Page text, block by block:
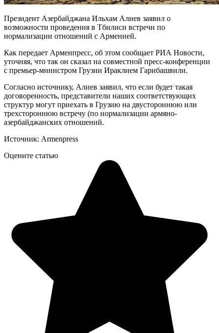
Президент Азербайджана Ильхам Алиев заявил о
возможности проведения в Тбилиси встречи по
нормализации отношений с Арменией.
Как передает Арменпресс, об этом сообщает РИА Новости,
уточняя, что так он сказал на совместной пресс-конференции
с премьер-министром Грузии Ираклием Гарибашвили.
Согласно источнику, Алиев заявил, что если будет такая
договоренность, представители наших соответствующих
структур могут приехать в Грузию на двустороннюю или
трехстороннюю встречу (по нормализации армяно-
азербайджанских отношений.
Источник: Armenpress
Оцените статью